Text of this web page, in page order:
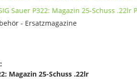
- Ersatzmagazine
Magazin 25-Schuss .22lr